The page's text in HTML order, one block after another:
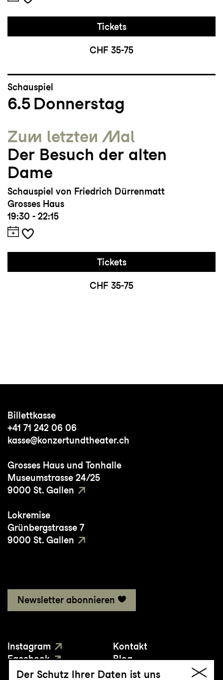
Tickets
CHF 35-75
Schauspiel
6.5 Donnerstag
Zum letzten Mal
Der Besuch der alten
Dame
Schauspiel von Friedrich Dürrenmatt
Grosses Haus
19:30 - 22:15
Tickets
CHF 35-75
Billettkasse
+41 71 242 06 06
kasse@konzertundtheater.ch
Grosses Haus und Tonhalle
Museumstrasse 24/25
9000 St. Gallen
Lokremise
Grünbergstrasse 7
9000 St. Gallen
Newsletter abonnieren
Instagram
Facebook
YouTube
Kontakt
Blog
Presse
Der Schutz Ihrer Daten ist uns